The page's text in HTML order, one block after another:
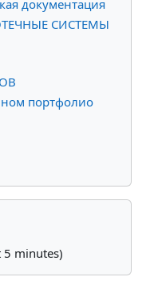
документация
СИСТЕМЫ
портфолио
5 minutes)